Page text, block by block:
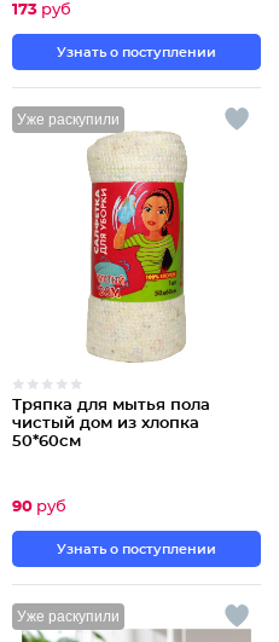
173 руб
Узнать о поступлении
Уже раскупили
Тряпка для мытья пола
чистый дом из хлопка
50*60см
90 руб
Узнать о поступлении
Уже раскупили